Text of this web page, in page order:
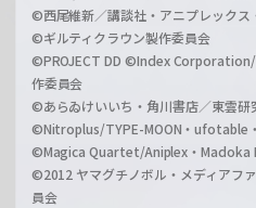
©西尾維新／講談社・アニプレックス
©ギルティクラウン製作委員会
©PROJECT DD ©Index Corporation/
作委員会
©あらゐけいいち・角川書店／東雲研
©Nitroplus/TYPE-MOON・ufotable
©Magica Quartet/Aniplex・Madoka
©2012 ヤマグチノボル・メディアフ
員会